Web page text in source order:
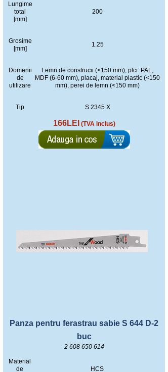
Lungime
total
[mm]
200
Grosime
[mm]
1.25
Domenii
de
utilizare
Lemn de construcii (<150 mm), plci: PAL,
MDF (6-60 mm), placaj, material plastic (<150
mm), perei de lemn (<150 mm)
Tip S 2345 X
166LEI (TVA inclus)
Panza pentru ferastrau sabie S 644 D-2
buc
2 608 650 614
Material
de
HCS